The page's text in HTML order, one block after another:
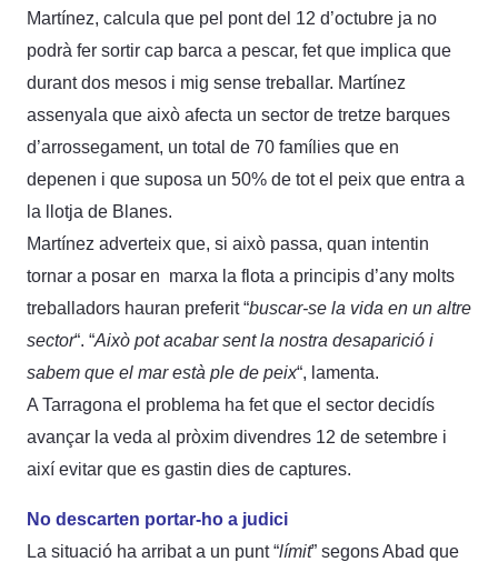
Martínez, calcula que pel pont del 12 d’octubre ja no
podrà fer sortir cap barca a pescar, fet que implica que
durant dos mesos i mig sense treballar. Martínez
assenyala que això afecta un sector de tretze barques
d’arrossegament, un total de 70 famílies que en
depenen i que suposa un 50% de tot el peix que entra a
la llotja de Blanes.
Martínez adverteix que, si això passa, quan intentin
tornar a posar en marxa la flota a principis d’any molts
treballadors hauran preferit “buscar-se la vida en un altre
sector“. “Això pot acabar sent la nostra desaparició i
sabem que el mar està ple de peix“, lamenta.
A Tarragona el problema ha fet que el sector decidís
avançar la veda al pròxim divendres 12 de setembre i
així evitar que es gastin dies de captures.
No descarten portar-ho a judici
La situació ha arribat a un punt “límit” segons Abad que